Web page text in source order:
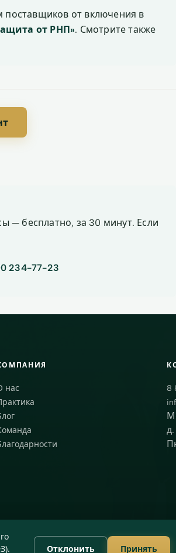
от включения в
от РНП». Смотрите также
— бесплатно, за 30 минут. Если
234-77-23
нас
8
Отклонить Принять